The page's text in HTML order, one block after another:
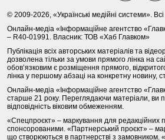
© 2009-2026, «Українські медійні системи».
Онлайн-медіа «Інформаційне агентство
– R40-01991. Власник: ТОВ «Хаб Главком»
Публікація всіх авторських матеріалів та
дозволена тільки за умови прямого лінка на
обов’язковим є розміщення прямого,
лінка у першому абзаці на конкретну новину,
Онлайн-медіа «Інформаційне агентство
старше 21 року. Переглядаючи матеріали, ви
відповідність віковим обмеженням.
«Спецпроєкт» – маркування для редакційних
спонсорованими. «Партнерський проєкт» –
що створюються в партнерстві з замовником.